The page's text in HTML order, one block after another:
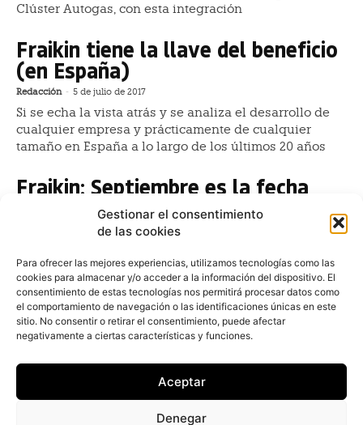
Gestionar el consentimiento
de las cookies
Para ofrecer las mejores experiencias, utilizamos tecnologías como las
cookies para almacenar y/o acceder a la información del dispositivo. El
consentimiento de estas tecnologías nos permitirá procesar datos como
el comportamiento de navegación o las identificaciones únicas en este
sitio. No consentir o retirar el consentimiento, puede afectar
negativamente a ciertas características y funciones.
Aceptar
Denegar
Clúster Autogas, con esta integración
Fraikin tiene la llave del beneficio
(en España)
Redacción - 5 de julio de 2017
Si se echa la vista atrás y se analiza el desarrollo de
cualquier empresa y prácticamente de cualquier
tamaño en España a lo largo de los últimos 20 años
Fraikin: Septiembre es la fecha
clave para resolver su futuro
14 de junio de 2017
confidencial. Antes del final del verano o en
septiembre podremos decir algo”. Son palabras del
pasado lunes y...
Todo sigue igual para Fraikin (sin
Petit Forestier, eso sí)
25 de marzo de 2017
Tras la espantada de Petit Forestier, el especialista en
renting de vehículos industriales Fraikin busca cómo